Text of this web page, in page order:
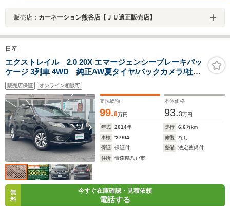
販売店： カーネーション熊谷店【ＪＵ適正販売店】
日産
エクストレイル 2.0 20X エマージェンシーブレーキパッ
ケージ 3列車 4WD 純正AW夏タイヤ/バックカメラ/社外
ナビ
販売店保証 オンライン相談可
支払総額
99.8万円
本体価格
93.3万円
年式 2014年 走行 6.6万km
車検
'27/04 修復
なし
保証
保証付 整備
法定整備付
住所
青森県八戸市
無
料
今すぐ在庫確認・見積依頼
電話する